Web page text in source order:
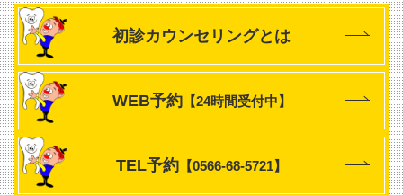
初診カウンセリングとは
WEB予約【24時間受付中】
TEL予約 【0566-68-5721】